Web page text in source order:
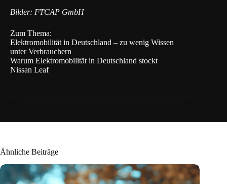
Bilder: FTCAP GmbH
Zum Thema:
Elektromobilität in Deutschland – zu wenig Wissen
unter Verbrauchern
Warum Elektromobilität in Deutschland stockt
Nissan Leaf
Ähnliche Beiträge